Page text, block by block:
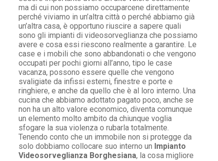
ma di cui non possiamo occuparcene direttamente
perché viviamo in un’altra città o perché abbiamo già
un’altra casa, è opportuno riuscire a sapere quali
sono gli impianti di videosorveglianza che possiamo
avere e cosa essi riescono realmente a garantire. Le
case e i mobili che sono abbandonati o che vengono
occupati per pochi giorni all’anno, tipo le case
vacanza, possono essere quelle che vengono
svaligiate da infissi esterni, finestre e porte e
ringhiere, e anche da quello che è al loro interno. Una
cucina che abbiamo adottato pagato poco, anche se
non ha un alto valore economico, diventa comunque
un elemento molto ambito da chiunque voglia
sfogare la sua violenza o rubarla totalmente.
Tenendo conto che un immobile non si protegge da
solo dobbiamo collocare suo interno un Impianto
Videosorveglianza Borghesiana, la cosa migliore